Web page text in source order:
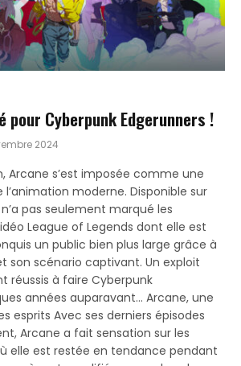
pour Cyberpunk Edgerunners !
2024
Arcane s’est imposée comme une
moderne. Disponible sur
pas seulement marqué les
League of Legends dont elle est
un public bien plus large grâce à
son scénario captivant. Un exploit
réussis à faire Cyberpunk
années auparavant… Arcane, une
esprits Avec ses derniers épisodes
Arcane a fait sensation sur les
elle est restée en tendance pendant